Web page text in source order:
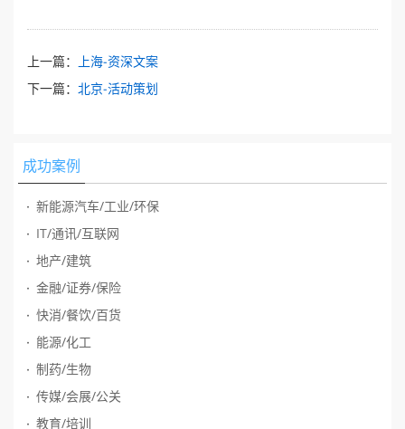
上一篇：
上海-资深文案
下一篇： 北京-活动策划
成功案例
新能源汽车/工业/环保
IT/通讯/互联网
地产/建筑
金融/证券/保险
快消/餐饮/百货
能源/化工
制药/生物
传媒/会展/公关
教育/培训